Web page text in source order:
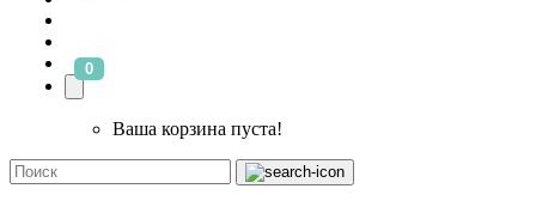
0
Ваша корзина пуста!